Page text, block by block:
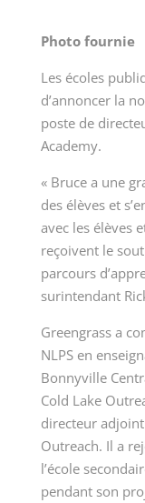
Photo fournie
Les écoles
d’annoncer la
poste de
Academy.
« Bruce a une
des élèves et
avec les élèves
reçoivent le
parcours
surintendant
Greengrass a
NLPS en
Bonnyville
Cold Lake
directeur
Outreach. Il a
l’école
pendant son